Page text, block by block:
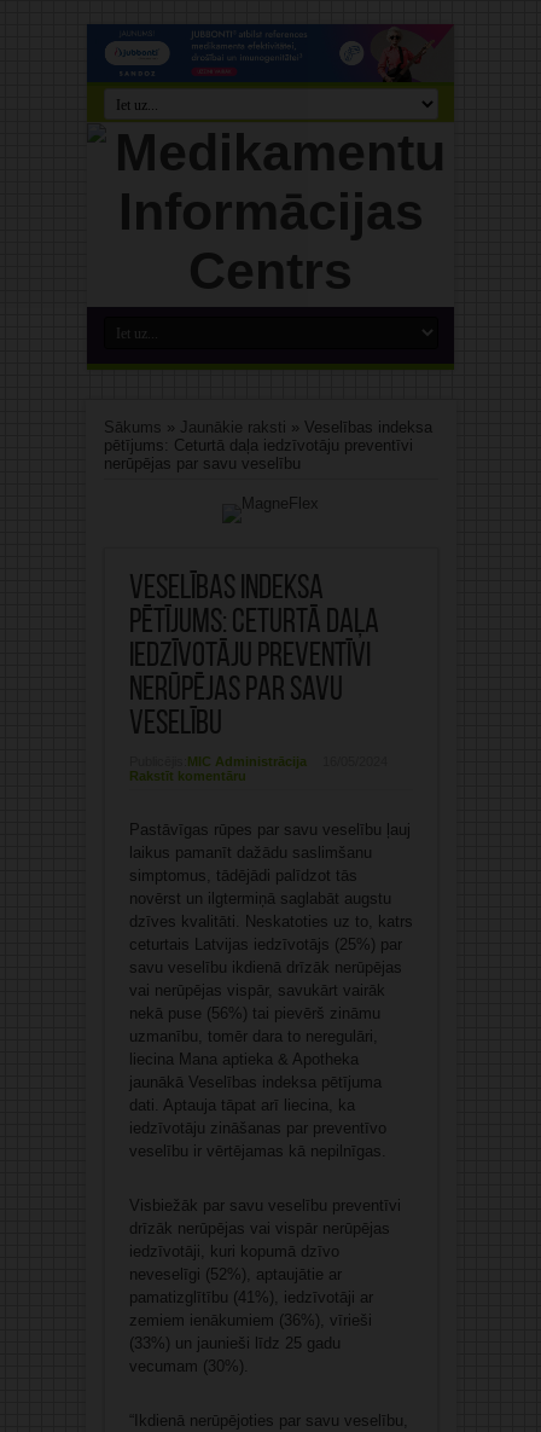
Sākums » Jaunākie raksti » Veselības indeksa
pētījums: Ceturtā daļa iedzīvotāju preventīvi
nerūpējas par savu veselību
Veselības indeksa
pētījums: Ceturtā daļa
iedzīvotāju preventīvi
nerūpējas par savu
veselību
MIC Administrācija
Rakstīt komentāru
Pastāvīgas rūpes par savu veselību ļauj
laikus pamanīt dažādu saslimšanu
simptomus, tādējādi palīdzot tās
novērst un ilgtermiņā saglabāt augstu
dzīves kvalitāti. Neskatoties uz to, katrs
ceturtais Latvijas iedzīvotājs (25%) par
savu veselību ikdienā drīzāk nerūpējas
vai nerūpējas vispār, savukārt vairāk
nekā puse (56%) tai pievērš zināmu
uzmanību, tomēr dara to neregulāri,
liecina Mana aptieka & Apotheka
jaunākā Veselības indeksa pētījuma
dati. Aptauja tāpat arī liecina, ka
iedzīvotāju zināšanas par preventīvo
veselību ir vērtējamas kā nepilnīgas.
Visbiežāk par savu veselību preventīvi
drīzāk nerūpējas vai vispār nerūpējas
iedzīvotāji, kuri kopumā dzīvo
neveselīgi (52%), aptaujātie ar
pamatizglītību (41%), iedzīvotāji ar
zemiem ienākumiem (36%), vīrieši
(33%) un jaunieši līdz 25 gadu
vecumam (30%).
“Ikdienā nerūpējoties par savu veselību,